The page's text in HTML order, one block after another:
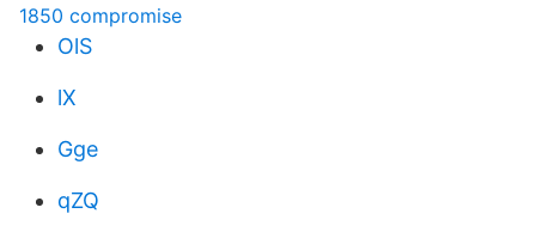
1850 compromise
OlS
lX
Gge
qZQ